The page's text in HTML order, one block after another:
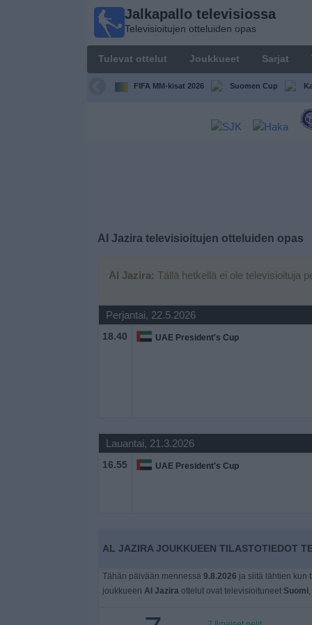
Jalkapallo televisiossa
Televisioitujen otteluiden opas
Tulevat ottelut Joukkueet Sarjat
FIFA MM-kisat 2026 Suomen Cup
Al Jaziratelevisioitujen otteluiden opas
Al Jazira: Tällä hetkellä ei ole televisioituja
Perjantai, 22.5.2026
18.40 UAE President's Cup
Lauantai, 21.3.2026
16.55 UAE President's Cup
AL JAZIRA JOUKKUEEN TILASTOTIEDOT
Tähän päivään mennessä 9.8.2026 ja siitä lähtien kun
joukkueen Al Jaziraottelut ovat televisioituneet Suomi
Jalkapallo
televisiossa
Televisioitujen
otteluiden opas